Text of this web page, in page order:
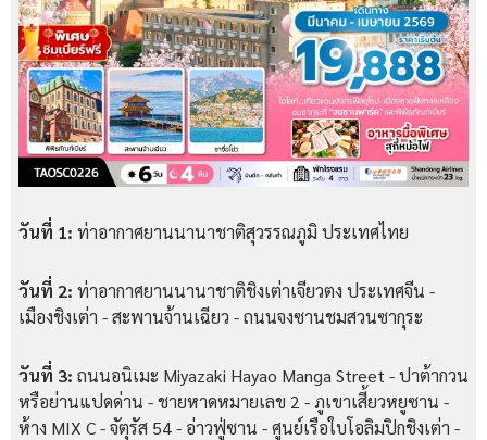
วันที่ 1: ท่าอากาศยานนานาชาติสุวรรณภูมิ ประเทศไทย
วันที่ 2: ท่าอากาศยานนานาชาติชิงเต่าเจียวตง ประเทศจีน -
เมืองชิงเต่า - สะพานจ้านเฉียว - ถนนจงซานชมสวนซากุระ
วันที่ 3: ถนนอนิเมะ Miyazaki Hayao Manga Street - ปาต้ากวน
หรือย่านแปดด่าน - ชายหาดหมายเลข 2 - ภูเขาเสี้ยวหยูซาน -
ห้าง MIX C - จัตุรัส 54 - อ่าวฟู่ซาน - ศูนย์เรือใบโอลิมปิกชิงเต่า -